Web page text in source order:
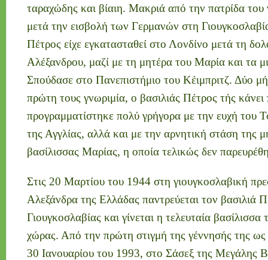
ταραχώδης και βίαιη. Μακριά από την πατρίδα του
μετά την εισβολή των Γερμανών στη
Πέτρος είχε εγκατασταθεί στο Λονδίνο μετά τη
Αλέξανδρου, μαζί με τη μητέρα του Μαρία και τα
Σπούδασε στο Πανεπιστήμιο του Κέιμπριτζ. Δύο
πρώτη τους γνωριμία, ο βασιλιάς Πέτρος τής
προγραμματίστηκε πολύ γρήγορα με την ευχή του
της Αγγλίας, αλλά και με την αρνητική στάση της
βασίλισσας Μαρίας, η οποία τελικώς δεν
Στις 20 Μαρτίου του 1944 στη γιουγκοσλαβική
Αλεξάνδρα της Ελλάδας παντρεύεται τον βασιλιά
Γιουγκοσλαβίας και γίνεται η τελευταία βασίλισσα
χώρας. Από την πρώτη στιγμή της γέννησής της ως
30 Ιανουαρίου του 1993, στο Σάσεξ της Μεγάλης